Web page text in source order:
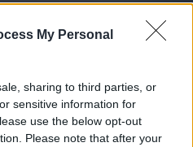
My Personal
sharing to third parties, or
sensitive information for
use the below opt-out
Please note that after your